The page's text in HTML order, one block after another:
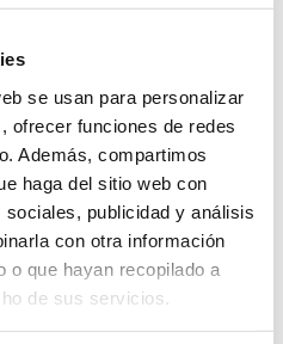
se usan para personalizar
ofrecer funciones de redes
Además, compartimos
haga del sitio web con
publicidad y análisis
con otra información
o que hayan recopilado a
de sus servicios.
Y 2 CAJONES EXT